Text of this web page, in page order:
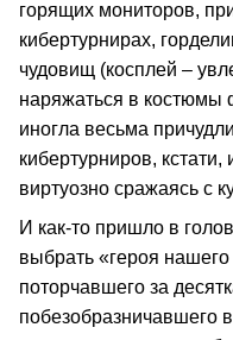
горящих мониторов,
кибертурнирах,
чудовищ (косплей –
наряжаться в костюмы
иногла весьма
кибертурниров,
виртуозно сражаясь с
И как‑то пришло в
выбрать «героя
поторчавшего за
побезобразничавшего